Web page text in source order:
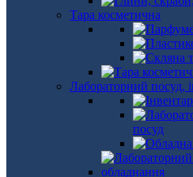
Тара косметична
Лабораторний посуд,
посуд